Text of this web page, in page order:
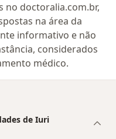
no doctoralia.com.br,
na área da
informativo e não
considerados
médico.
de Iuri